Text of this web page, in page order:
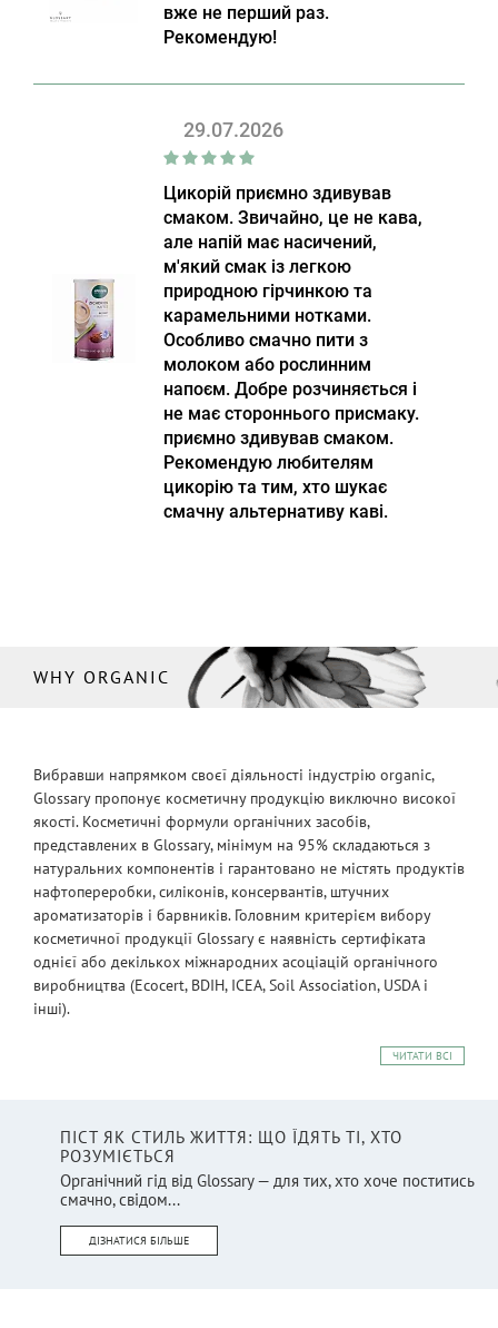
вже не перший раз.
Рекомендую!
29.07.2026
Цикорій приємно здивував
смаком. Звичайно, це не кава,
але напій має насичений,
м'який смак із легкою
природною гірчинкою та
карамельними нотками.
Особливо смачно пити з
молоком або рослинним
напоєм. Добре розчиняється і
не має стороннього присмаку.
приємно здивував смаком.
Рекомендую любителям
цикорію та тим, хто шукає
смачну альтернативу каві.
WHY ORGANIC
Вибравши напрямком своєї діяльності індустрію organic,
Glossary пропонує косметичну продукцію виключно високої
якості. Косметичні формули органічних засобів,
представлених в Glossary, мінімум на 95% складаються з
натуральних компонентів і гарантовано не містять продуктів
нафтопереробки, силіконів, консервантів, штучних
ароматизаторів і барвників. Головним критерієм вибору
косметичної продукції Glossary є наявність сертифіката
однієї або декількох міжнародних асоціацій органічного
виробництва (Ecocert, BDIH, ICEA, Soil Association, USDA і
інші).
ЧИТАТИ ВСІ
ПІСТ ЯК СТИЛЬ ЖИТТЯ: ЩО ЇДЯТЬ ТІ, ХТО
РОЗУМІЄТЬСЯ
Органічний гід від Glossary — для тих, хто хоче поститись
смачно, свідом...
ДІЗНАТИСЯ БІЛЬШЕ